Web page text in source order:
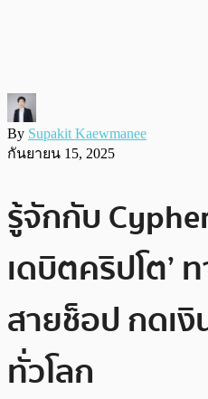
By Supakit Kaewmanee
กันยายน 15, 2025
รู้จักกับ
เดบิตคริปโต’
สายช็อป กดเงิ
ทั่วโลก